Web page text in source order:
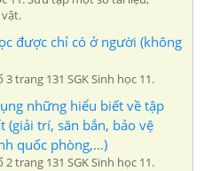
được chỉ có ở người (không
trang 131 SGK Sinh học 11.
những hiểu biết về tập
(giải trí, săn bắn, bảo vệ
quốc phòng,...)
trang 131 SGK Sinh học 11.